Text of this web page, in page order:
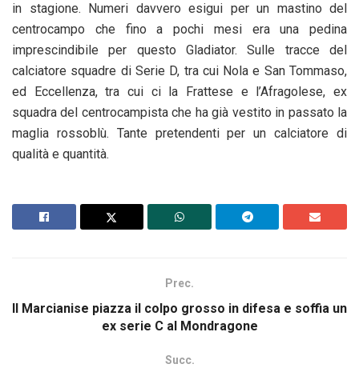
in stagione. Numeri davvero esigui per un mastino del
centrocampo che fino a pochi mesi era una pedina
imprescindibile per questo Gladiator. Sulle tracce del
calciatore squadre di Serie D, tra cui Nola e San Tommaso,
ed Eccellenza, tra cui ci la Frattese e l’Afragolese, ex
squadra del centrocampista che ha già vestito in passato la
maglia rossoblù. Tante pretendenti per un calciatore di
qualità e quantità.
Prec.
Il Marcianise piazza il colpo grosso in difesa e soffia un
ex serie C al Mondragone
Succ.